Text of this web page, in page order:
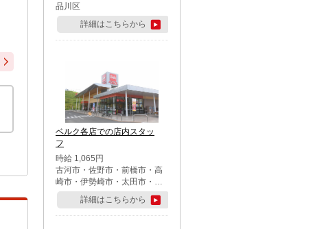
品川区
詳細はこちらから
ベルク各店での店内スタッ
フ
時給 1,065円
古河市・佐野市・前橋市・高
崎市・伊勢崎市・太田市・館
林市・藤岡市・大泉町・さい
たま市北区・川越市・熊谷
市・行田市・秩父市・所沢
詳細はこちらから